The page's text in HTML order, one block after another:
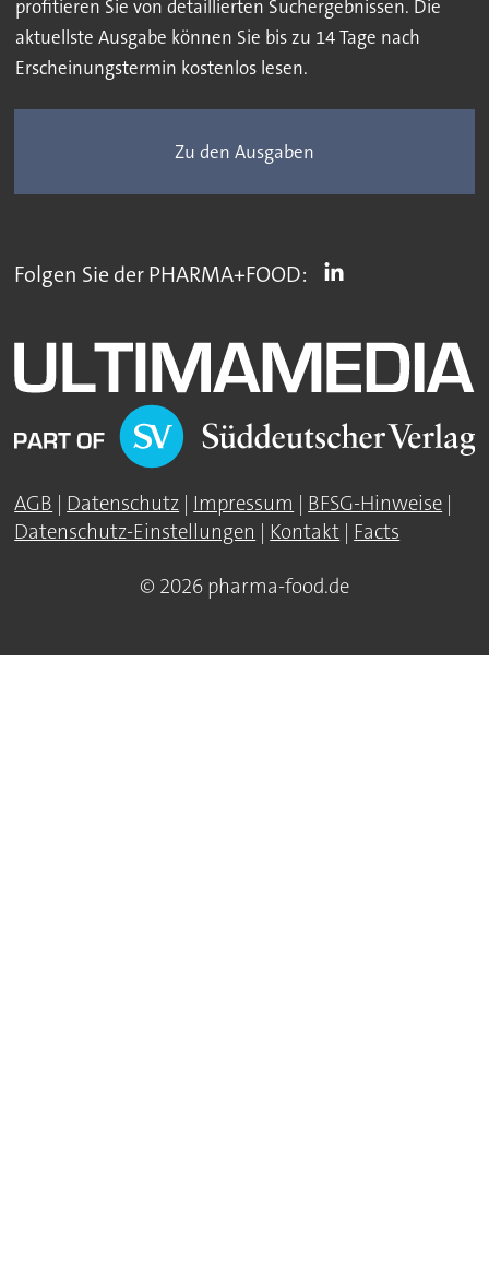
profitieren Sie von detaillierten Suchergebnissen. Die
aktuellste Ausgabe können Sie bis zu 14 Tage nach
Erscheinungstermin kostenlos lesen.
Zu den Ausgaben
Folgen Sie der PHARMA+FOOD:
AGB | Datenschutz | Impressum | BFSG-Hinweise |
Datenschutz-Einstellungen | Kontakt | Facts
© 2026 pharma-food.de